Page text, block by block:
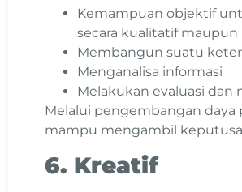
Kemampuan objektif
secara kualitatif
Membangun suatu
Menganalisa informasi
Melakukan evaluasi
Melalui pengembangan daya
mampu mengambil
6. Kreatif